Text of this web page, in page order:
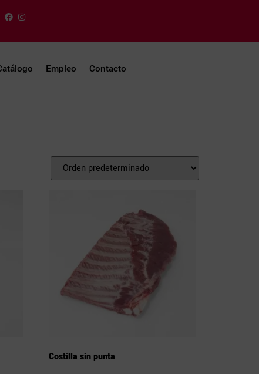
Empleo Contacto
Costilla sin punta